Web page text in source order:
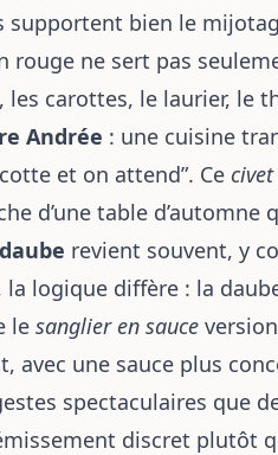
supportent bien le
rouge ne sert pas
les carottes, le laurier, le
Andrée : une cuisine
et on attend”. Ce
d’une table d’automne
daube revient souvent, y
logique diffère : la
le sanglier en sauce
avec une sauce plus
spectaculaires que
discret plutôt